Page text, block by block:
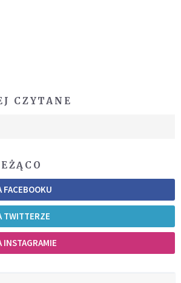
CZYTANE
FACEBOOKU
TWITTERZE
INSTAGRAMIE